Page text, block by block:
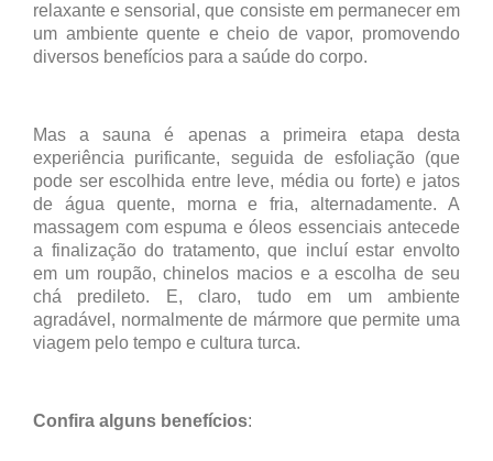
relaxante e sensorial, que consiste em permanecer em
um ambiente quente e cheio de vapor, promovendo
diversos benefícios para a saúde do corpo.
Mas a sauna é apenas a primeira etapa desta
experiência purificante, seguida de esfoliação (que
pode ser escolhida entre leve, média ou forte) e jatos
de água quente, morna e fria, alternadamente. A
massagem com espuma e óleos essenciais antecede
a finalização do tratamento, que incluí estar envolto
em um roupão, chinelos macios e a escolha de seu
chá predileto. E, claro, tudo em um ambiente
agradável, normalmente de mármore que permite uma
viagem pelo tempo e cultura turca.
Confira alguns benefícios: